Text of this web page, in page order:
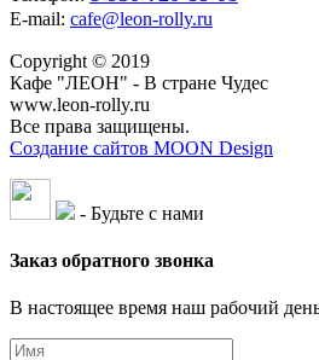
E-mail: cafe@leon-rolly.ru
Copyright © 2019
Кафе "ЛЕОН" - В стране Чудес
www.leon-rolly.ru
Все права защищены.
Создание сайтов MOON Design
- Будьте с нами
Заказ обратного звонка
В настоящее время наш рабочий